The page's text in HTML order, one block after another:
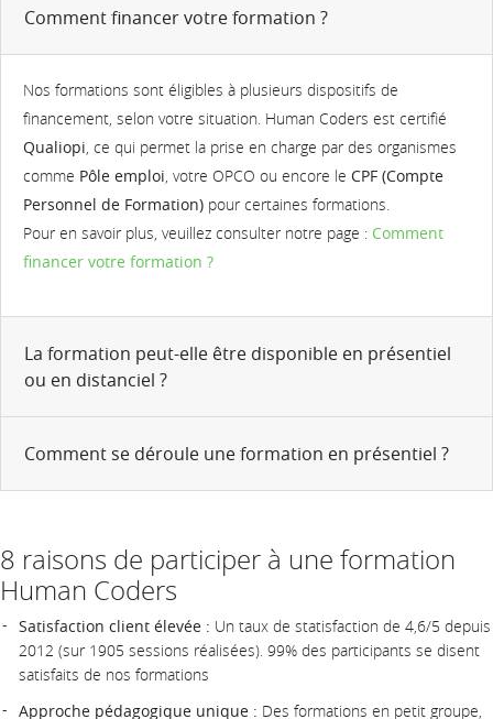
Comment financer votre formation ?
Nos formations sont éligibles à plusieurs dispositifs de
financement, selon votre situation. Human Coders est certifié
Qualiopi, ce qui permet la prise en charge par des organismes
comme Pôle emploi, votre OPCO ou encore le CPF (Compte
Personnel de Formation) pour certaines formations.
Pour en savoir plus, veuillez consulter notre page : Comment
financer votre formation ?
La formation peut-elle être disponible en présentiel
ou en distanciel ?
Comment se déroule une formation en présentiel ?
8 raisons de participer à une formation
Human Coders
Satisfaction client élevée : Un taux de statisfaction de 4,6/5 depuis
2012 (sur 1905 sessions réalisées). 99% des participants se disent
satisfaits de nos formations
Approche pédagogique unique : Des formations en petit groupe,